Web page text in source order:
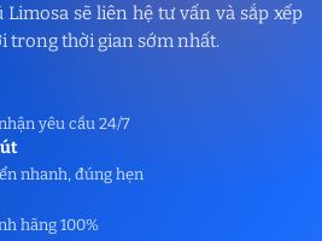
sẽ liên hệ tư vấn và sắp xếp
trong thời gian sớm nhất.
yêu cầu 24/7
nhanh, đúng hẹn
hãng 100%